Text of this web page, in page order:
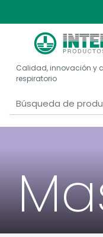
Calidad, innovación y
respiratorio